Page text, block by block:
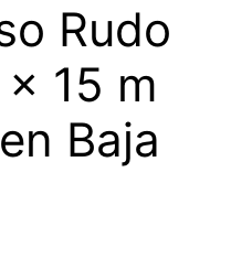
Rudo
15 m
Baja